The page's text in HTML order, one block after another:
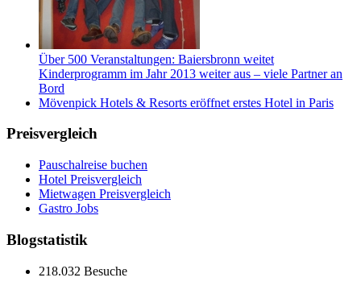
Über 500 Veranstaltungen: Baiersbronn weitet
Kinderprogramm im Jahr 2013 weiter aus – viele Partner an
Bord
Mövenpick Hotels & Resorts eröffnet erstes Hotel in Paris
Preisvergleich
Pauschalreise buchen
Hotel Preisvergleich
Mietwagen Preisvergleich
Gastro Jobs
Blogstatistik
218.032 Besuche